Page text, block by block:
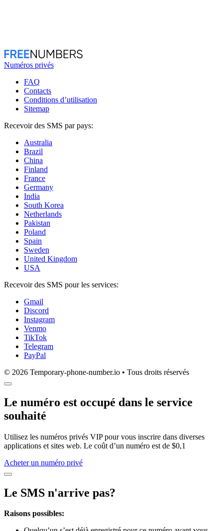
Numéros privés
FAQ
Contacts
Conditions d’utilisation
Sitemap
Recevoir des SMS par pays:
Australia
Brazil
China
Finland
France
Germany
India
South Korea
Netherlands
Pakistan
Poland
Spain
Sweden
United Kingdom
USA
Recevoir des SMS pour les services:
Gmail
Discord
Instagram
Venmo
TikTok
Telegram
PayPal
© 2026 Temporary-phone-number.io • Tous droits réservés
Le numéro est occupé dans le service
souhaité
Utilisez les numéros privés VIP pour vous inscrire dans diverses
applications et sites web. Le coût d’un numéro est de $0,1
Acheter un numéro privé
Le SMS n'arrive pas?
Raisons possibles: